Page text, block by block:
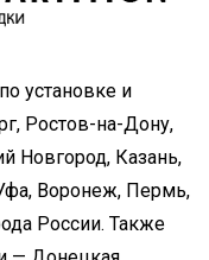
установке и
Ростов-на-Дону,
Новгород, Казань,
Воронеж, Пермь,
России. Также